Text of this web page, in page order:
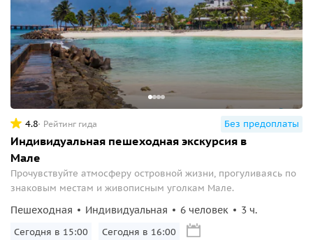
4.8 Рейтинг гида Без предоплаты
Индивидуальная пешеходная экскурсия в
Мале
Прочувствуйте атмосферу островной жизни, прогуливаясь по
знаковым местам и живописным уголкам Мале.
Пешеходная Индивидуальная 6 человек 3 ч.
Сегодня в 15:00 Сегодня в 16:00